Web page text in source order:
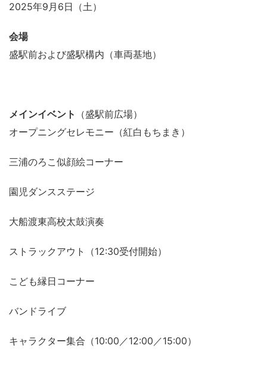
2025年9月6日（土）
会場
盛駅前および盛駅構内（車両基地）
メインイベント
（盛駅前広場）
オープニングセレモニー（紅白もちまき）
三浦のろこ似顔絵コーナー
園児ダンスステージ
大船渡東高校太鼓演奏
ストラックアウト（12:30受付開始）
こども縁日コーナー
バンドライブ
キャラクター集合（10:00／12:00／15:00）